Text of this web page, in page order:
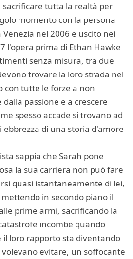
sacrificare tutta la realtà per
momento con la persona
nel 2006 e uscito nei
l'opera prima di Ethan Hawke
senza misura, tra due
trovare la loro strada nel
con tutte le forze a non
passione e a crescere
spesso accade si trovano ad
di una storia d'amore
sappia che Sarah pone
la sua carriera non può fare
quasi istantaneamente di lei,
in secondo piano il
prime armi, sacrificando la
incombe quando
il loro rapporto sta diventando
evitare, un soffocante